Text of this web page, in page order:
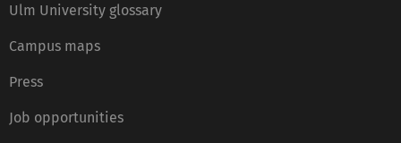
Ulm University glossary
Campus maps
Press
Job opportunities